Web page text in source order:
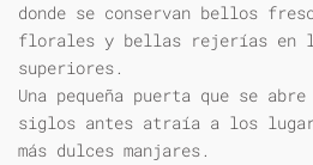
donde se conservan bellos
florales y bellas rejerías en
superiores.
Una pequeña puerta que se
siglos antes atraía a los
más dulces manjares.